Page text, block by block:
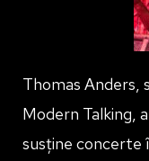
Thomas Anders,
Modern Talking,
susține concerte